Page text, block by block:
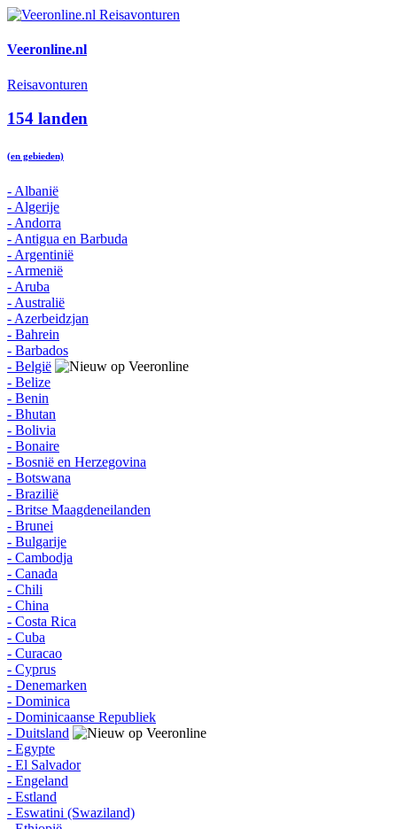
Veeronline.nl
Reisavonturen
154 landen
(en gebieden)
- Albanië
- Algerije
- Andorra
- Antigua en Barbuda
- Argentinië
- Armenië
- Aruba
- Australië
- Azerbeidzjan
- Bahrein
- Barbados
- België
- Belize
- Benin
- Bhutan
- Bolivia
- Bonaire
- Bosnië en Herzegovina
- Botswana
- Brazilië
- Britse Maagdeneilanden
- Brunei
- Bulgarije
- Cambodja
- Canada
- Chili
- China
- Costa Rica
- Cuba
- Curacao
- Cyprus
- Denemarken
- Dominica
- Dominicaanse Republiek
- Duitsland
- Egypte
- El Salvador
- Engeland
- Estland
- Eswatini (Swaziland)